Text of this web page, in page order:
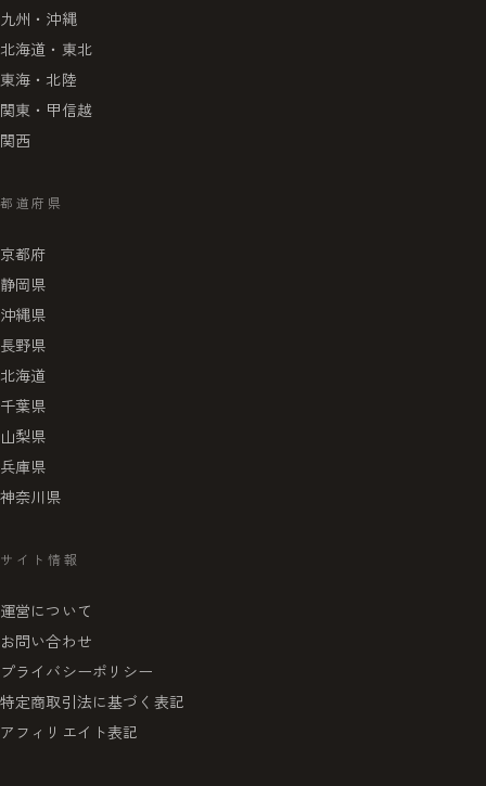
九州・沖縄
北海道・東北
東海・北陸
関東・甲信越
関西
都道府県
京都府
静岡県
沖縄県
長野県
北海道
千葉県
山梨県
兵庫県
神奈川県
サイト情報
運営について
お問い合わせ
プライバシーポリシー
特定商取引法に基づく表記
アフィリエイト表記